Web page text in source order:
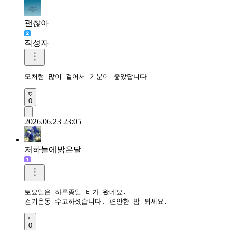
괜찮아
작성자
모처럼 많이 걸어서 기분이 좋았답니다
0
2026.06.23 23:05
저하늘에밝은달
토요일은 하루종일 비가 왔네요.
걷기운동 수고하셨습니다. 편안한 밤 되세요.
0